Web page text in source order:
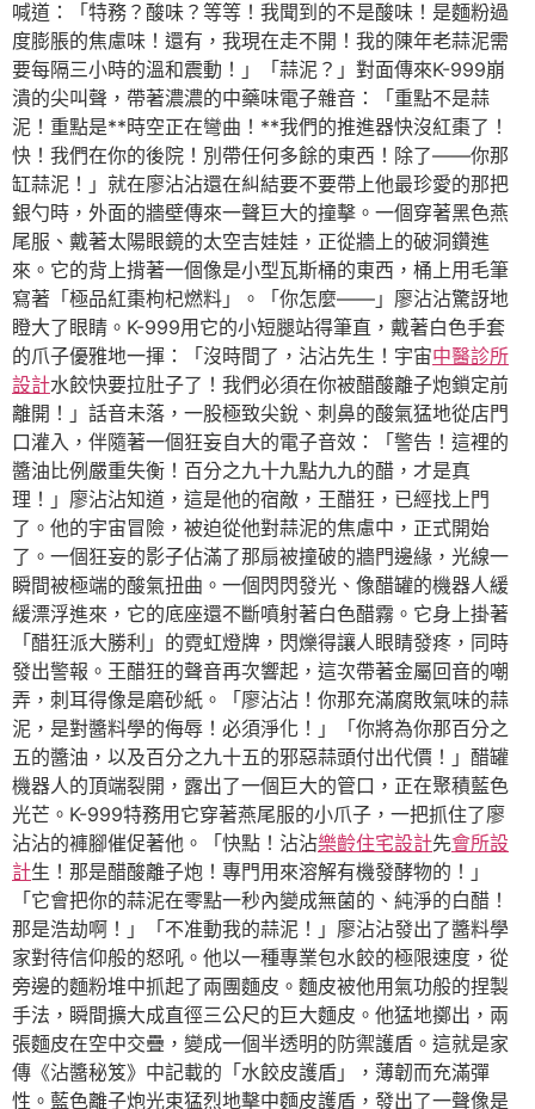
喊道：「特務？酸味？等等！我聞到的不是酸味！是麵粉過
度膨脹的焦慮味！還有，我現在走不開！我的陳年老蒜泥需
要每隔三小時的溫和震動！」「蒜泥？」對面傳來K-999崩
潰的尖叫聲，帶著濃濃的中藥味電子雜音：「重點不是蒜
泥！重點是**時空正在彎曲！**我們的推進器快沒紅棗了！
快！我們在你的後院！別帶任何多餘的東西！除了——你那
缸蒜泥！」就在廖沾沾還在糾結要不要帶上他最珍愛的那把
銀勺時，外面的牆壁傳來一聲巨大的撞擊。一個穿著黑色燕
尾服、戴著太陽眼鏡的太空吉娃娃，正從牆上的破洞鑽進
來。它的背上揹著一個像是小型瓦斯桶的東西，桶上用毛筆
寫著「極品紅棗枸杞燃料」。「你怎麼——」廖沾沾驚訝地
瞪大了眼睛。K-999用它的小短腿站得筆直，戴著白色手套
的爪子優雅地一揮：「沒時間了，沾沾先生！宇宙中醫診所
設計水餃快要拉肚子了！我們必須在你被醋酸離子炮鎖定前
離開！」話音未落，一股極致尖銳、刺鼻的酸氣猛地從店門
口灌入，伴隨著一個狂妄自大的電子音效：「警告！這裡的
醬油比例嚴重失衡！百分之九十九點九九的醋，才是真
理！」廖沾沾知道，這是他的宿敵，王醋狂，已經找上門
了。他的宇宙冒險，被迫從他對蒜泥的焦慮中，正式開始
了。一個狂妄的影子佔滿了那扇被撞破的牆門邊緣，光線一
瞬間被極端的酸氣扭曲。一個閃閃發光、像醋罐的機器人緩
緩漂浮進來，它的底座還不斷噴射著白色醋霧。它身上掛著
「醋狂派大勝利」的霓虹燈牌，閃爍得讓人眼睛發疼，同時
發出警報。王醋狂的聲音再次響起，這次帶著金屬回音的嘲
弄，刺耳得像是磨砂紙。「廖沾沾！你那充滿腐敗氣味的蒜
泥，是對醬料學的侮辱！必須淨化！」「你將為你那百分之
五的醬油，以及百分之九十五的邪惡蒜頭付出代價！」醋罐
機器人的頂端裂開，露出了一個巨大的管口，正在聚積藍色
光芒。K-999特務用它穿著燕尾服的小爪子，一把抓住了廖
沾沾的褲腳催促著他。「快點！沾沾樂齡住宅設計先會所設
計生！那是醋酸離子炮！專門用來溶解有機發酵物的！」
「它會把你的蒜泥在零點一秒內變成無菌的、純淨的白醋！
那是浩劫啊！」「不准動我的蒜泥！」廖沾沾發出了醬料學
家對待信仰般的怒吼。他以一種專業包水餃的極限速度，從
旁邊的麵粉堆中抓起了兩團麵皮。麵皮被他用氣功般的捏製
手法，瞬間擴大成直徑三公尺的巨大麵皮。他猛地擲出，兩
張麵皮在空中交疊，變成一個半透明的防禦護盾。這就是家
傳《沾醬秘笈》中記載的「水餃皮護盾」，薄韌而充滿彈
性。藍色離子炮光束猛烈地擊中麵皮護盾，發出了一聲像是